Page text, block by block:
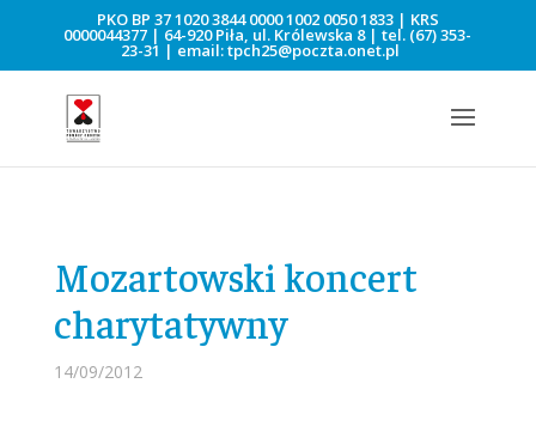
PKO BP 37 1020 3844 0000 1002 0050 1833 | KRS
0000044377 | 64-920 Piła, ul. Królewska 8 | tel. (67) 353-
23-31 | email:tpch25@poczta.onet.pl
Mozartowski koncert
charytatywny
14/09/2012